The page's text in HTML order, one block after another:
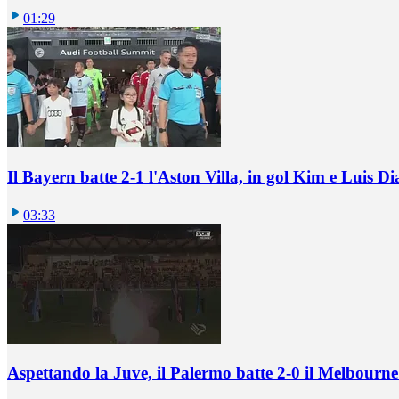
01:29
Il Bayern batte 2-1 l'Aston Villa, in gol Kim e Luis
03:33
Aspettando la Juve, il Palermo batte 2-0 il